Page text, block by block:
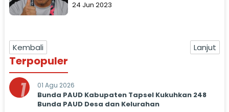
24 Jun 2023
Kembali Lanjut
Terpopuler
1 01 Agu 2026
Bunda PAUD Kabupaten Tapsel Kukuhkan 248
Bunda PAUD Desa dan Kelurahan